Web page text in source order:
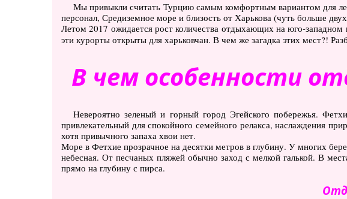
Мы привыкли считать Турцию самым комфортным вариантом для
персонал, Средиземное море и близость от Харькова (чуть больше
Летом 2017 ожидается рост количества отдыхающих на юго-
эти курорты открыты для харьковчан. В чем же загадка этих мест?!
В чем особенности
Невероятно зеленый и горный город Эгейского побережья.
привлекательный для спокойного семейного релакса, наслаждения
хотя привычного запаха хвои нет.
Море в Фетхие прозрачное на десятки метров в глубину. У многих
небесная. От песчаных пляжей обычно заход с мелкой галькой. В
прямо на глубину с пирса.